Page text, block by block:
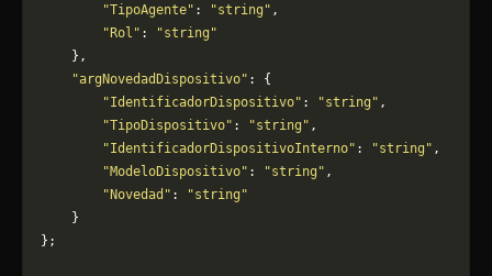
        "TipoAgente"
: "string" ,
        "Rol"
:
"string"
    },
    "argNovedadDispositivo"
: {
        "IdentificadorDispositivo"
: "string" ,
        "TipoDispositivo"
: "string" ,
        "IdentificadorDispositivoInterno"
: "string" ,
        "ModeloDispositivo"
: "string" ,
        "Novedad"
:
"string"
    }
};